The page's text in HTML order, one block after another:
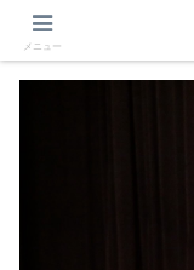
出演情
メニュー